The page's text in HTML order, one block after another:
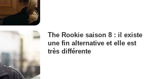
The Rookie saison 8 : il existe
une fin alternative et elle est
très différente